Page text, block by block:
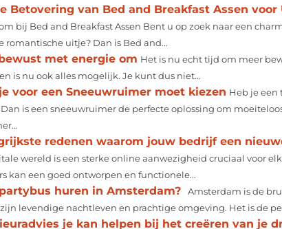
Betovering van Bed and Breakfast Assen
bij Bed and Breakfast Assen Bent u op zoek naar een
romantische uitje? Dan is Bed and...
met energie om Het is nu echt tijd om meer
is nu ook alles mogelijk. Je kunt dus niet...
voor een Sneeuwruimer moet kiezen Heb je een
is een sneeuwruimer de perfecte oplossing om
redenen waarom jouw bedrijf een
wereld is een sterke online aanwezigheid cruciaal voor
kan een goed ontworpen en functionele...
huren in Amsterdam?
Amsterdam is de
levendige nachtleven en prachtige omgeving. Het is de
je kan helpen bij het creëren van je